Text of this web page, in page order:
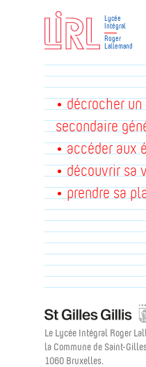
Lycée
Intégral
Roger
Lallemand
• décrocher
secondaire
• accéder aux
• découvrir sa
• prendre sa
Le Lycée Intégral Roger
la Commune de Saint-
1060 Bruxelles.